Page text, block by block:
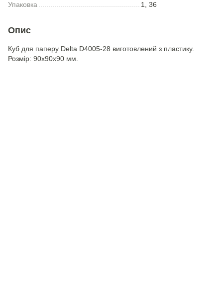
Упаковка 1, 36
Опис
Куб для паперу Delta D4005-28 виготовлений з пластику.
Розмір: 90х90х90 мм.